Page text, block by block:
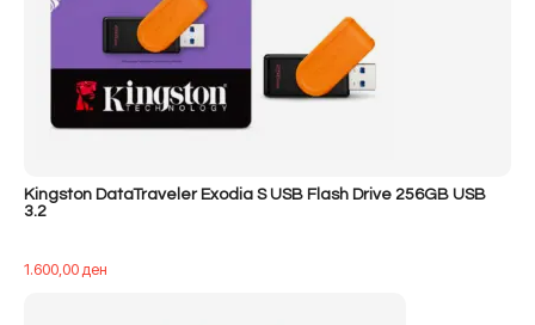
Kingston DataTraveler Exodia S USB Flash Drive 256GB USB
3.2
1.600,00ден